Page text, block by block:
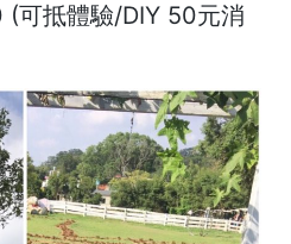
(可抵體驗/DIY 50元消